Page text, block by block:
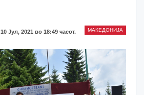
МАКЕДОНИЈА
10 Јул, 2021 во 18:49 часот.